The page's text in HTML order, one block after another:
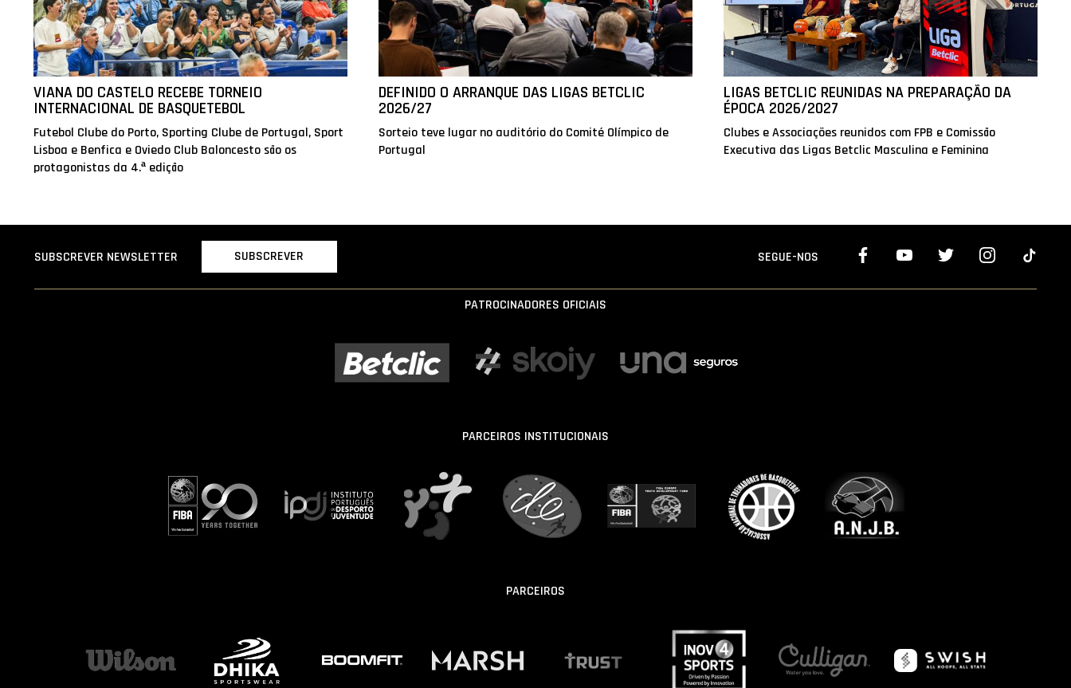
VIANA DO CASTELO RECEBE TORNEIO
INTERNACIONAL DE BASQUETEBOL
Futebol Clube do Porto, Sporting Clube de Portugal, Sport
Lisboa e Benfica e Oviedo Club Baloncesto são os
protagonistas da 4.ª edição
DEFINIDO O ARRANQUE DAS LIGAS BETCLIC
2026/27
Sorteio teve lugar no auditório do Comité Olímpico de
Portugal
LIGAS BETCLIC REUNIDAS NA PREPARAÇÃO DA
ÉPOCA 2026/2027
Clubes e Associações reunidos com FPB e Comissão
Executiva das Ligas Betclic Masculina e Feminina
SUBSCREVER NEWSLETTER SUBSCREVER SEGUE-NOS
PATROCINADORES OFICIAIS
PARCEIROS INSTITUCIONAIS
PARCEIROS